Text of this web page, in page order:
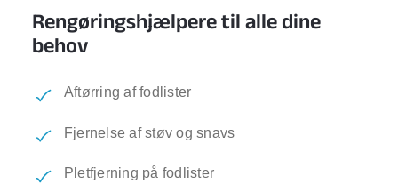
Rengøringshjælpere til alle dine
behov
Aftørring af fodlister
Fjernelse af støv og snavs
Pletfjerning på fodlister